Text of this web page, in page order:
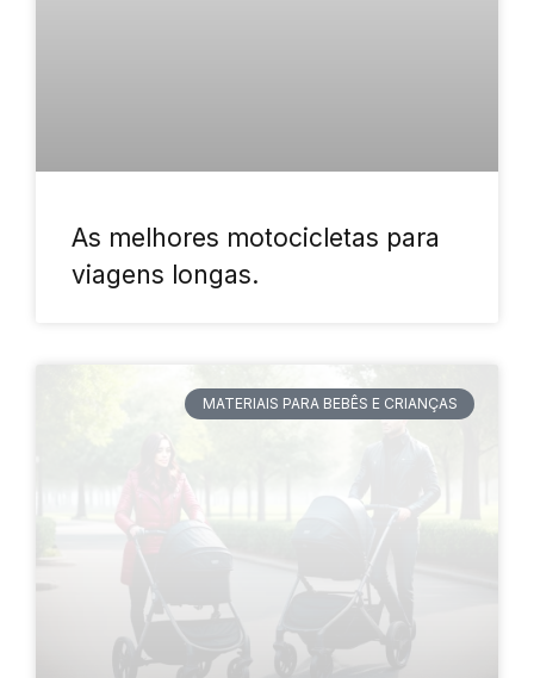
As melhores motocicletas para
viagens longas.
MATERIAIS PARA BEBÊS E CRIANÇAS